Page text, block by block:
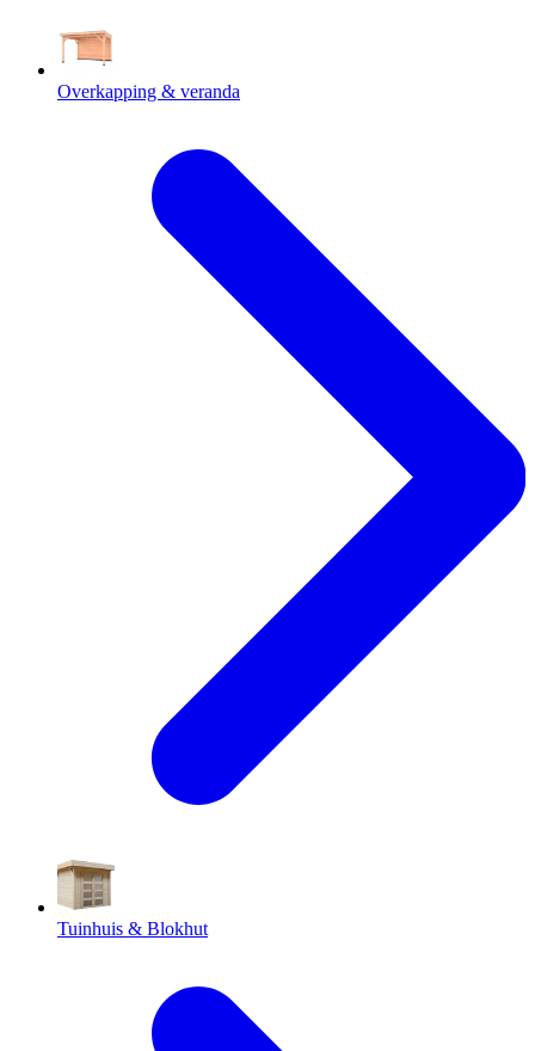
Overkapping & veranda
Tuinhuis & Blokhut